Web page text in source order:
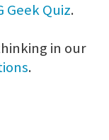
Geek Quiz.
in our
.